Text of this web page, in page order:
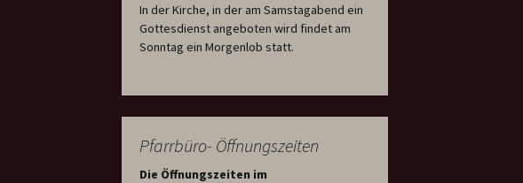
In der Kirche, in der am Samstagabend ein
Gottesdienst angeboten wird findet am
Sonntag ein Morgenlob statt.
Pfarrbüro- Öffnungszeiten
Die Öffnungszeiten im